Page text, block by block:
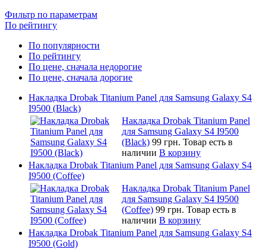
Фильтр по параметрам
По рейтингу
По популярности
По рейтингу
По цене, сначала недорогие
По цене, сначала дорогие
Накладка Drobak Titanium Panel для Samsung Galaxy S4
I9500 (Black)
Накладка Drobak Titanium Panel
для Samsung Galaxy S4 I9500
(Black) 99 грн. Товар есть в
наличии В корзину
Накладка Drobak Titanium Panel для Samsung Galaxy S4
I9500 (Coffee)
Накладка Drobak Titanium Panel
для Samsung Galaxy S4 I9500
(Coffee) 99 грн. Товар есть в
наличии В корзину
Накладка Drobak Titanium Panel для Samsung Galaxy S4
I9500 (Gold)